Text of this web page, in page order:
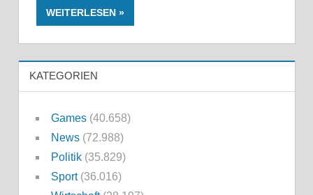
WEITERLESEN
KATEGORIEN
Games(40.658)
News(72.988)
Politik(35.829)
Sport(36.016)